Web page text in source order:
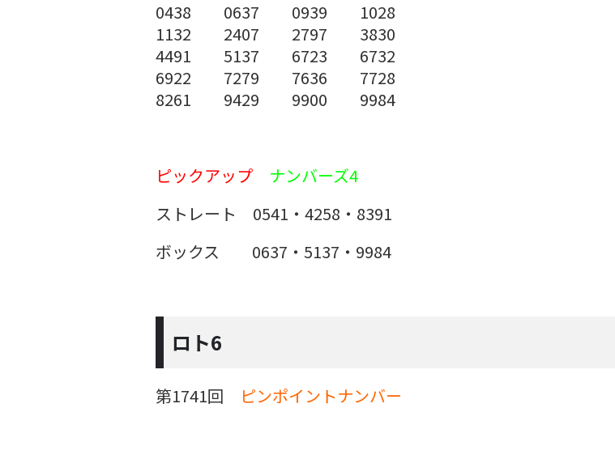
0438 0637 0939 1028
1132 2407 2797 3830
4491 5137 6723 6732
6922 7279 7636 7728
8261 9429 9900 9984
ピックアップ
ナンバーズ4
ストレート 0541・4258・8391
ボックス 0637・5137・9984
ロト6
第1741回 ピンポイントナンバー